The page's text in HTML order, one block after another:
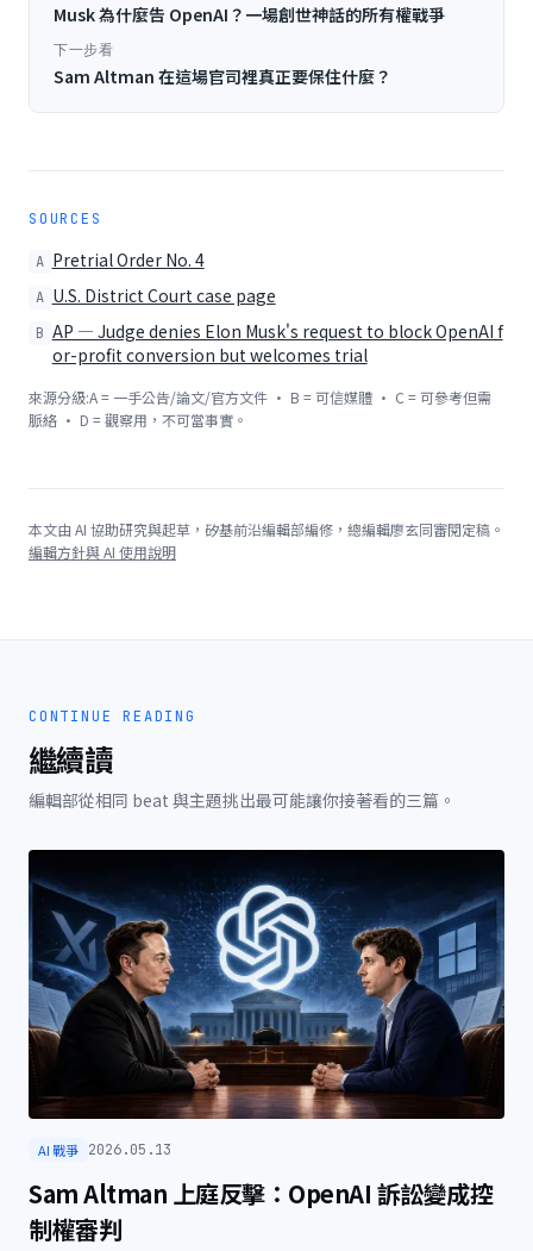
Musk 為什麼告 OpenAI？一場創世神話的所有權戰爭
下一步看
Sam Altman 在這場官司裡真正要保住什麼？
SOURCES
A Pretrial Order No. 4
A U.S. District Court case page
B AP — Judge denies Elon Musk's request to block OpenAI f
or-profit conversion but welcomes trial
來源分級:A = 一手公告/論文/官方文件 · B = 可信媒體 · C = 可參考但需
脈絡 · D = 觀察用，不可當事實。
本文由 AI 協助研究與起草，矽基前沿編輯部編修，總編輯廖玄同審閱定稿。
編輯方針與 AI 使用說明
CONTINUE READING
繼續讀
編輯部從相同 beat 與主題挑出最可能讓你接著看的三篇。
AI 戰爭 2026.05.13
Sam Altman 上庭反擊：OpenAI 訴訟變成控
制權審判